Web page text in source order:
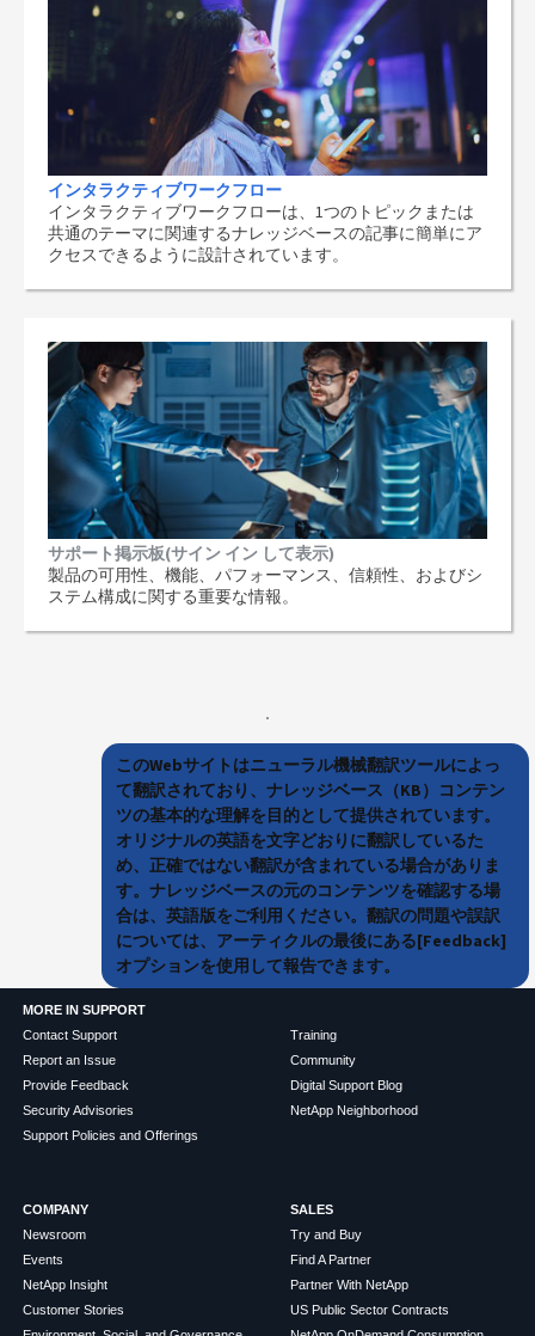
インタラクティブワークフロー
インタラクティブワークフローは、1つのトピックまたは
共通のテーマに関連するナレッジベースの記事に簡単にア
クセスできるように設計されています。
サポート掲示板(サイン イン して表示)
製品の可用性、機能、パフォーマンス、信頼性、およびシ
ステム構成に関する重要な情報。
このWebサイトはニューラル機械翻訳ツールによっ
て翻訳されており、ナレッジベース（KB）コンテン
ツの基本的な理解を目的として提供されています。
オリジナルの英語を文字どおりに翻訳しているた
め、正確ではない翻訳が含まれている場合がありま
す。ナレッジベースの元のコンテンツを確認する場
合は、英語版をご利用ください。翻訳の問題や誤訳
については、アーティクルの最後にある[Feedback]
オプションを使用して報告できます。
MORE IN SUPPORT
Contact Support
Report an Issue
Provide Feedback
Security Advisories
Support Policies and Offerings
Training
Community
Digital Support Blog
NetApp Neighborhood
COMPANY
Newsroom
Events
NetApp Insight
Customer Stories
SALES
Try and Buy
Find A Partner
Partner With NetApp
US Public Sector Contracts